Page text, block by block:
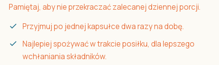
Pamiętaj, aby nie przekraczać zalecanej dziennej porcji.
Przyjmuj po jednej kapsułce dwa razy na dobę.
Najlepiej spożywać w trakcie posiłku, dla lepszego
wchłaniania składników.